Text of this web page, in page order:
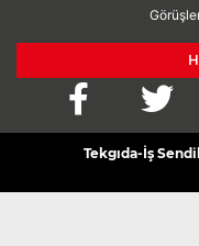
Tekgıda-İş